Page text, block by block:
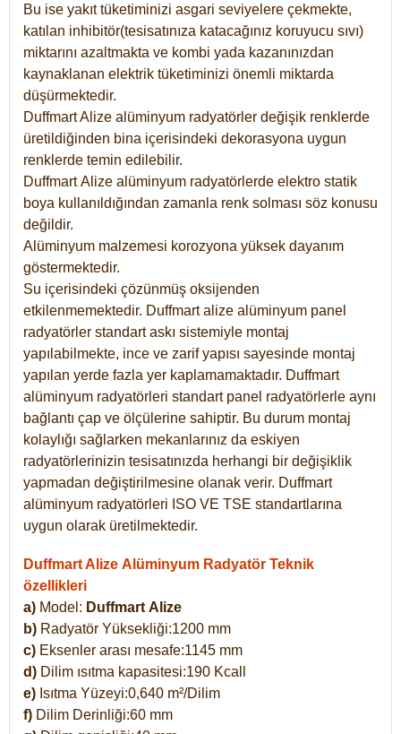
Bu ise yakıt tüketiminizi asgari seviyelere çekmekte,
katılan inhibitör(tesisatınıza katacağınız koruyucu sıvı)
miktarını azaltmakta ve kombi yada kazanınızdan
kaynaklanan elektrik tüketiminizi önemli miktarda
düşürmektedir.
Duffmart Alize alüminyum radyatörler değişik renklerde
üretildiğinden bina içerisindeki dekorasyona uygun
renklerde temin edilebilir.
DuffmartAlize alüminyum radyatörlerde elektro statik
boya kullanıldığından zamanla renk solması söz konusu
değildir.
Alüminyum malzemesi korozyona yüksek dayanım
göstermektedir.
Su içerisindeki çözünmüş oksijenden
etkilenmemektedir. Duffmart alize alüminyum panel
radyatörler standart askı sistemiyle montaj
yapılabilmekte, ince ve zarif yapısı sayesinde montaj
yapılan yerde fazla yer kaplamamaktadır. Duffmart
alüminyum radyatörleri standart panel radyatörlerle aynı
bağlantı çap ve ölçülerine sahiptir. Bu durum montaj
kolaylığı sağlarken mekanlarınız da eskiyen
radyatörlerinizin tesisatınızda herhangi bir değişiklik
yapmadan değiştirilmesine olanak verir. Duffmart
alüminyum radyatörleri ISO VE TSE standartlarına
uygun olarak üretilmektedir.
Duffmart Alize Alüminyum Radyatör Teknik
özellikleri
a) Model: Duffmart Alize
b) Radyatör Yüksekliği:1200 mm
c) Eksenler arası mesafe:1145 mm
d) Dilim ısıtma kapasitesi:190 Kcall
e) Isıtma Yüzeyi:0,640 m²/Dilim
f) Dilim Derinliği:60 mm